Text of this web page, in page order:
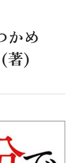
かめ
著)